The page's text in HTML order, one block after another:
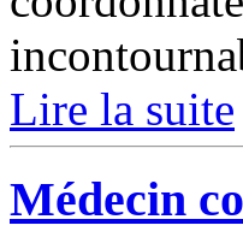
Lire la suite
Médecin